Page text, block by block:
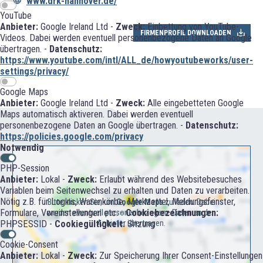
YouTube
Anbieter: Google Ireland Ltd - Zweck:Einbettung von YouTube-
Videos. Dabei werden eventuell personenbezogene Daten an Google
übertragen. - Datenschutz:
https://www.youtube.com/intl/ALL_de/howyoutubeworks/user-
settings/privacy/
Google Maps
Anbieter: Google Ireland Ltd - Zweck: Alle eingebetteten Google
Maps automatisch aktiveren. Dabei werden eventuell
personenbezogene Daten an Google übertragen. - Datenschutz:
https://policies.google.com/privacy
Notwendig
PHP-Session
Anbieter: Lokal - Zweck: Erlaubt während des Websitebesuches
Variablen beim Seitenwechsel zu erhalten und Daten zu verarbeiten.
Nötig z.B. für Logins, Warenkörbe, Merkzettel, Meldungsfenster,
Formulare, Voreinstellungen etc. -Cookiebezeichnungen:
PHPSESSID - Cookiegültigkeit:Sitzung
Cookie-Consent
Anbieter: Lokal - Zweck: Zur Speicherung Ihrer Consent-Einstellungen
FIRMENPROFIL DOWNLOADEN
Bitte klicken Sie, umGoogle Mapszu laden. Dabei
werden eventuell personenbezogene Daten an den
Anbieter übertragen.